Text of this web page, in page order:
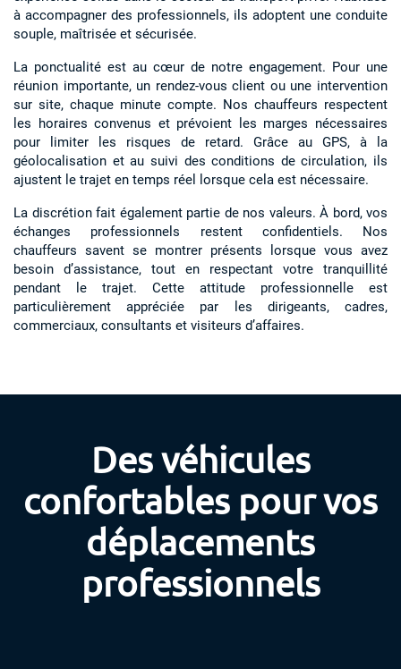
à accompagner des professionnels, ils adoptent une conduite
souple, maîtrisée et sécurisée.
La ponctualité est au cœur de notre engagement. Pour une
réunion importante, un rendez-vous client ou une intervention
sur site, chaque minute compte. Nos chauffeurs respectent
les horaires convenus et prévoient les marges nécessaires
pour limiter les risques de retard. Grâce au GPS, à la
géolocalisation et au suivi des conditions de circulation, ils
ajustent le trajet en temps réel lorsque cela est nécessaire.
La discrétion fait également partie de nos valeurs. À bord, vos
échanges professionnels restent confidentiels. Nos
chauffeurs savent se montrer présents lorsque vous avez
besoin d’assistance, tout en respectant votre tranquillité
pendant le trajet. Cette attitude professionnelle est
particulièrement appréciée par les dirigeants, cadres,
commerciaux, consultants et visiteurs d’affaires.
Des véhicules
confortables pour vos
déplacements
professionnels